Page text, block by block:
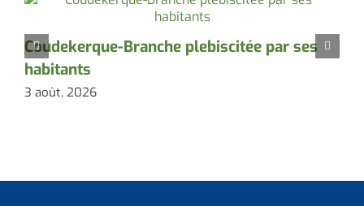
Coudekerque-Branche plebiscitée par ses
habitants
3 août, 2026